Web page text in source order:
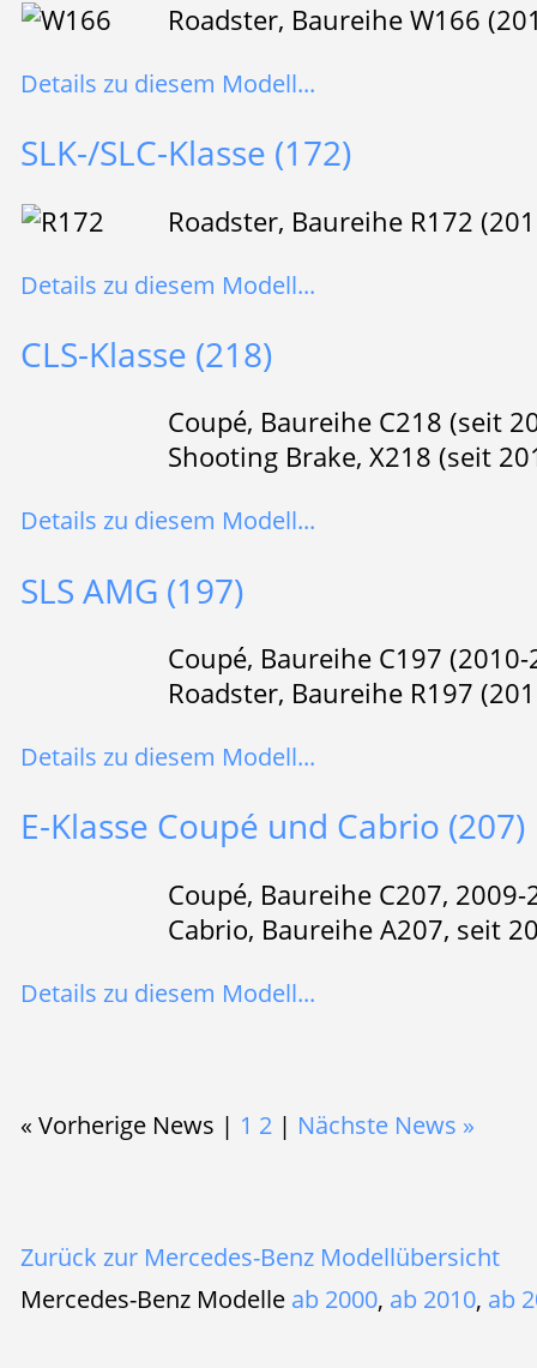
Roadster, Baureihe W166
Details zu diesem Modell...
SLK-/SLC-Klasse (172)
Roadster, Baureihe R172
Details zu diesem Modell...
CLS-Klasse (218)
Coupé, Baureihe C218 (seit
Shooting Brake, X218 (seit
Details zu diesem Modell...
SLS AMG (197)
Coupé, Baureihe C197
Roadster, Baureihe R197
Details zu diesem Modell...
E-Klasse Coupé und Cabrio (207)
Coupé, Baureihe C207, 2009-
Cabrio, Baureihe A207, seit
Details zu diesem Modell...
« Vorherige News | 1 2| Nächste News »
Zurück zur Mercedes-Benz Modellübersicht
Mercedes-Benz Modelle ab 2000, ab 2010, ab